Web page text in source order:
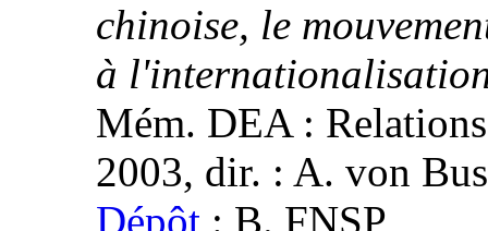
chinoise, le
à
Mém. DEA :
2003, dir. : A. von
Dépôt : B. FNSP